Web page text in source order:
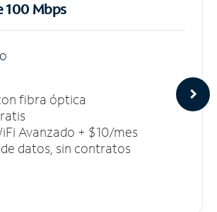
Mbps
o
fibra óptica
Avanzado + $10/mes
datos, sin contratos